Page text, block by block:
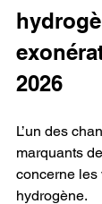
2026
L’un des
marquants
concerne
hydrogène.